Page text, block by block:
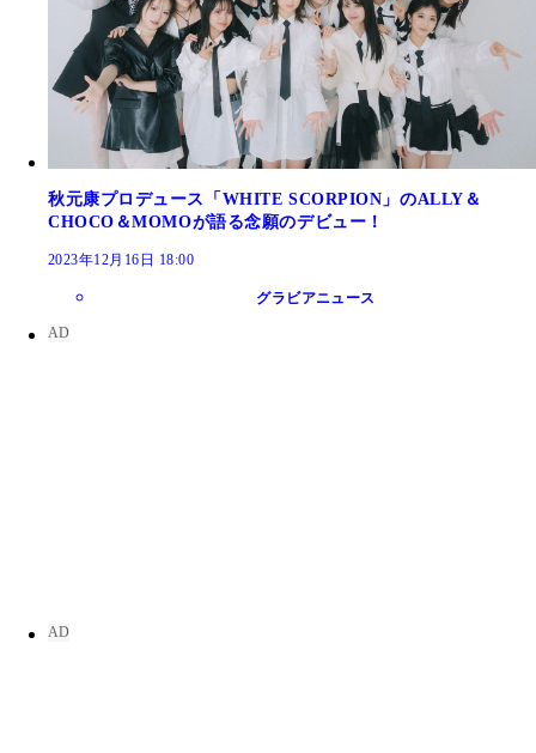
秋元康プロデュース「WHITE SCORPION」のALLY＆
CHOCO＆MOMOが語る念願のデビュー！
2023年12月16日 18:00
グラビアニュース